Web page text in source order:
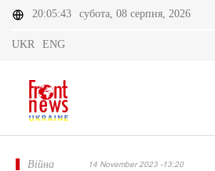
20:05:43 субота, 08 серпня, 2026
UKR ENG
Війна 14 November 2023 -13:20